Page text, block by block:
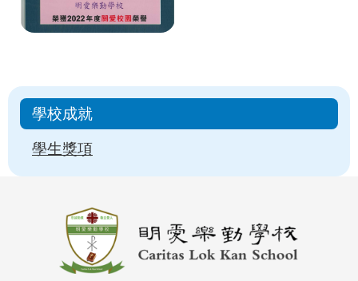
Main
navigation
學校成就
學生獎項